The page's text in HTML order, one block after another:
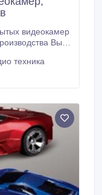
видеокамер
Вы
"BugHunter
техника